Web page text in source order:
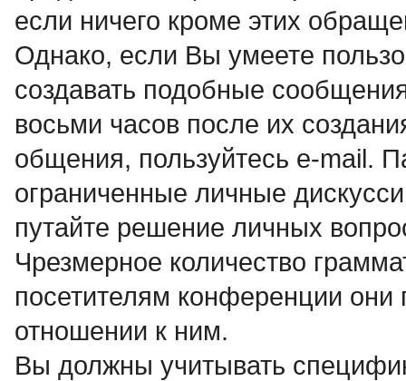
если ничего кроме этих
Однако, если Вы умеете
создавать подобные
восьми часов после их
общения, пользуйтесь e-mail.
ограниченные личные
путайте решение личных
Чpезмеpное количество
посетителям конференции
отношении к ним.
Вы должны учитывать